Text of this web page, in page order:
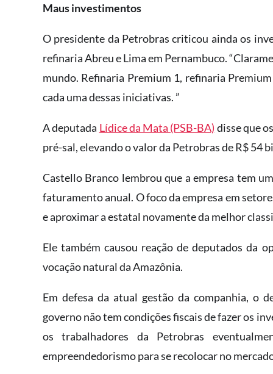
Maus investimentos
O presidente da Petrobras criticou ainda os
refinaria Abreu e Lima em Pernambuco.
mundo. Refinaria Premium 1, refinaria
cada uma dessas iniciativas. ”
A deputada Lídice da Mata (PSB-BA) disse que
pré-sal, elevando o valor da Petrobras de R$ 54
Castello Branco lembrou que a empresa tem
faturamento anual. O foco da empresa em
e aproximar a estatal novamente da melhor
Ele também causou reação de deputados da
vocação natural da Amazônia.
Em defesa da atual gestão da companhia, o
governo não tem condições fiscais de fazer os
os trabalhadores da Petrobras
empreendedorismo para se recolocar no